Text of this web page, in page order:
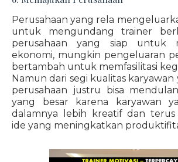
Perusahaan yang rela
untuk mengundang trainer
perusahaan yang siap untuk
ekonomi, mungkin pengeluaran
bertambah untuk memfasilitasi
Namun dari segi kualitas karyawan
perusahaan justru bisa
yang besar karena karyawan
dalamnya lebih kreatif dan terus
ide yang meningkatkan